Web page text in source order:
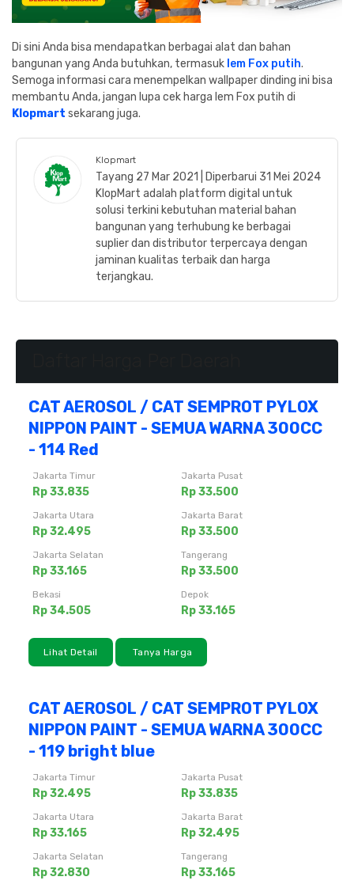
Di sini Anda bisa mendapatkan berbagai alat dan bahan
bangunan yang Anda butuhkan, termasuk lem Fox putih.
Semoga informasi cara menempelkan wallpaper dinding ini bisa
membantu Anda, jangan lupa cek harga lem Fox putih di
Klopmart sekarang juga.
Klopmart
Tayang 27 Mar 2021 | Diperbarui 31 Mei 2024
KlopMart adalah platform digital untuk
solusi terkini kebutuhan material bahan
bangunan yang terhubung ke berbagai
suplier dan distributor terpercaya dengan
jaminan kualitas terbaik dan harga
terjangkau.
CAT AEROSOL / CAT SEMPROT PYLOX
NIPPON PAINT - SEMUA WARNA 300CC
- 114 Red
Jakarta Timur
Rp 33.835
Jakarta Pusat
Rp 33.500
Jakarta Utara
Rp 32.495
Jakarta Barat
Rp 33.500
Jakarta Selatan
Rp 33.165
Tangerang
Rp 33.500
Bekasi
Rp 34.505
Depok
Rp 33.165
Lihat Detail Tanya Harga
CAT AEROSOL / CAT SEMPROT PYLOX
NIPPON PAINT - SEMUA WARNA 300CC
- 119 bright blue
Jakarta Timur
Rp 32.495
Jakarta Pusat
Rp 33.835
Jakarta Utara
Rp 33.165
Jakarta Barat
Rp 32.495
Jakarta Selatan
Rp 32.830
Tangerang
Rp 33.165